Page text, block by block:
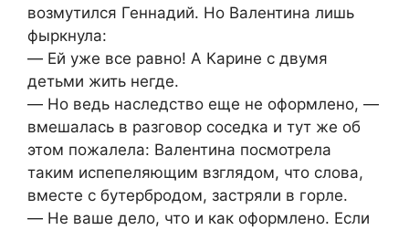
возмутился Геннадий. Но Валентина лишь
фыркнула:
― Ей уже все равно! А Карине с двумя
детьми жить негде.
― Но ведь наследство еще не оформлено, ―
вмешалась в разговор соседка и тут же об
этом пожалела: Валентина посмотрела
таким испепеляющим взглядом, что слова,
вместе с бутербродом, застряли в горле.
― Не ваше дело, что и как оформлено. Если